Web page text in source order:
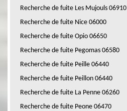
Recherche de fuite Les Mujouls 06910
Recherche de fuite Nice 06000
Recherche de fuite Opio 06650
Recherche de fuite Pegomas 06580
Recherche de fuite Peille 06440
Recherche de fuite Peillon 06440
Recherche de fuite La Penne 06260
Recherche de fuite Peone 06470